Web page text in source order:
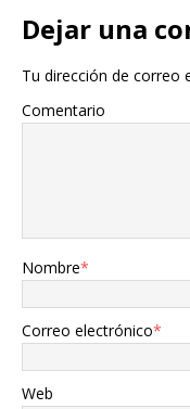
Dejar una
Tu dirección de correo
Comentario
Nombre*
Correo electrónico*
Web